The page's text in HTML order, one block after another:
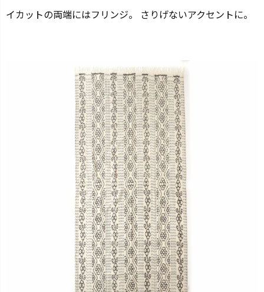
イカットの両端にはフリンジ。 さりげないアクセントに。